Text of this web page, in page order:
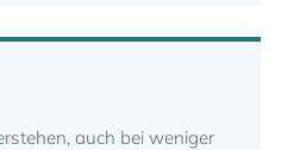
auch bei weniger